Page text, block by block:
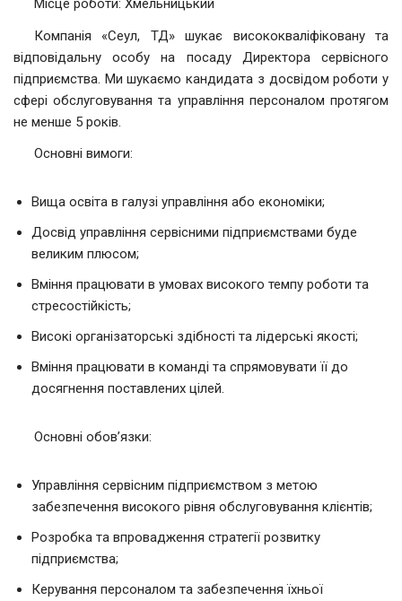
Місце роботи: Хмельницький
Компанія «Сеул, ТД» шукає висококваліфіковану та
відповідальну особу на посаду Директора сервісного
підприємства. Ми шукаємо кандидата з досвідом роботи у
сфері обслуговування та управління персоналом протягом
не менше 5 років.
Основні вимоги:
Вища освіта в галузі управління або економіки;
Досвід управління сервісними підприємствами буде
великим плюсом;
Вміння працювати в умовах високого темпу роботи та
стресостійкість;
Високі організаторські здібності та лідерські якості;
Вміння працювати в команді та спрямовувати її до
досягнення поставлених цілей.
Основні обов’язки:
Управління сервісним підприємством з метою
забезпечення високого рівня обслуговування клієнтів;
Розробка та впровадження стратегії розвитку
підприємства;
Керування персоналом та забезпечення їхньої